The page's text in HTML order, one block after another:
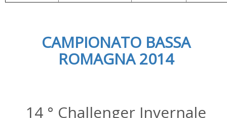
CAMPIONATO BASSA
ROMAGNA 2014
14 ° Challenger Invernale